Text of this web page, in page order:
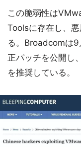
この脆弱性は
Toolsに存在し、
る。Broadcomは
正パッチを公開し
を推奨している。